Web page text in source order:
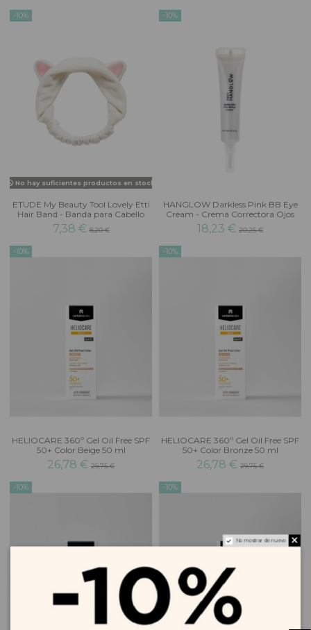
-10%
No hay suficientes productos en stock
ETUDE My Beauty Tool Lovely Etti
Hair Band - Banda para Cabello
7,38 €8,20 €
-10%
HANGLOW Darkless Pink BB Eye
Cream - Crema Correctora Ojos
18,23 € 20,25 €
-10%
HELIOCARE 360º Gel Oil Free SPF
50+ Color Beige 50 ml
26,78 € 29,75 €
-10%
HELIOCARE 360º Gel Oil Free SPF
50+ Color Bronze 50 ml
26,78 € 29,75 €
-10% -10%
No mostrar de nuevo